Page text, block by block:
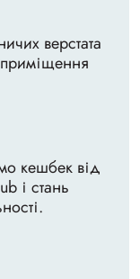
верстата
кешбек від
і стань